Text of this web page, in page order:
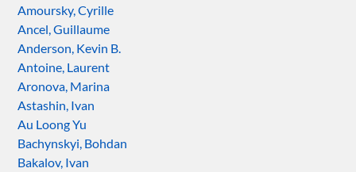
Amoursky, Cyrille
Ancel, Guillaume
Anderson, Kevin B.
Antoine, Laurent
Aronova, Marina
Astashin, Ivan
Au Loong Yu
Bachynskyi, Bohdan
Bakalov, Ivan